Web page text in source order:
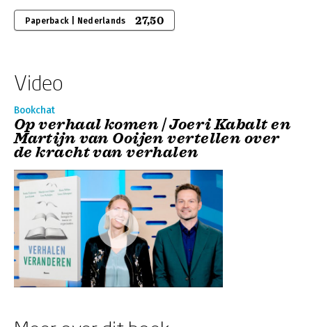
Paperback | Nederlands 27,50
Video
Bookchat
Op verhaal komen | Joeri Kabalt en
Martijn van Ooijen vertellen over
de kracht van verhalen